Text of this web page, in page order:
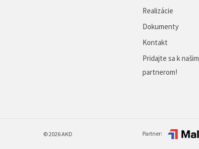
Realizácie
Dokumenty
Kontakt
Pridajte sa k našim
partnerom!
Partner:
© 2026 AKD